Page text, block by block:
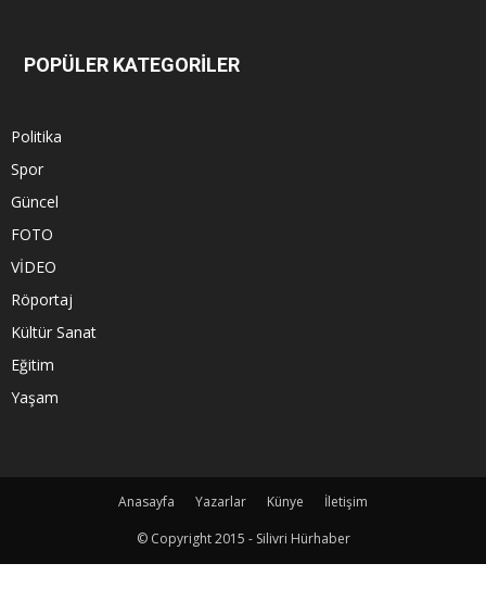
POPÜLER KATEGORİLER
Politika
Spor
Güncel
FOTO
VİDEO
Röportaj
Kültür Sanat
Eğitim
Yaşam
Anasayfa Yazarlar Künye
İletişim
© Copyright 2015 - Silivri Hürhaber